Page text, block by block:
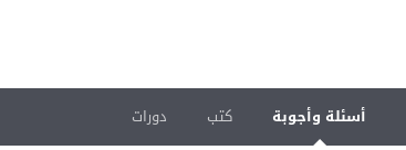
أسئلة وأجوبة كتب دورات